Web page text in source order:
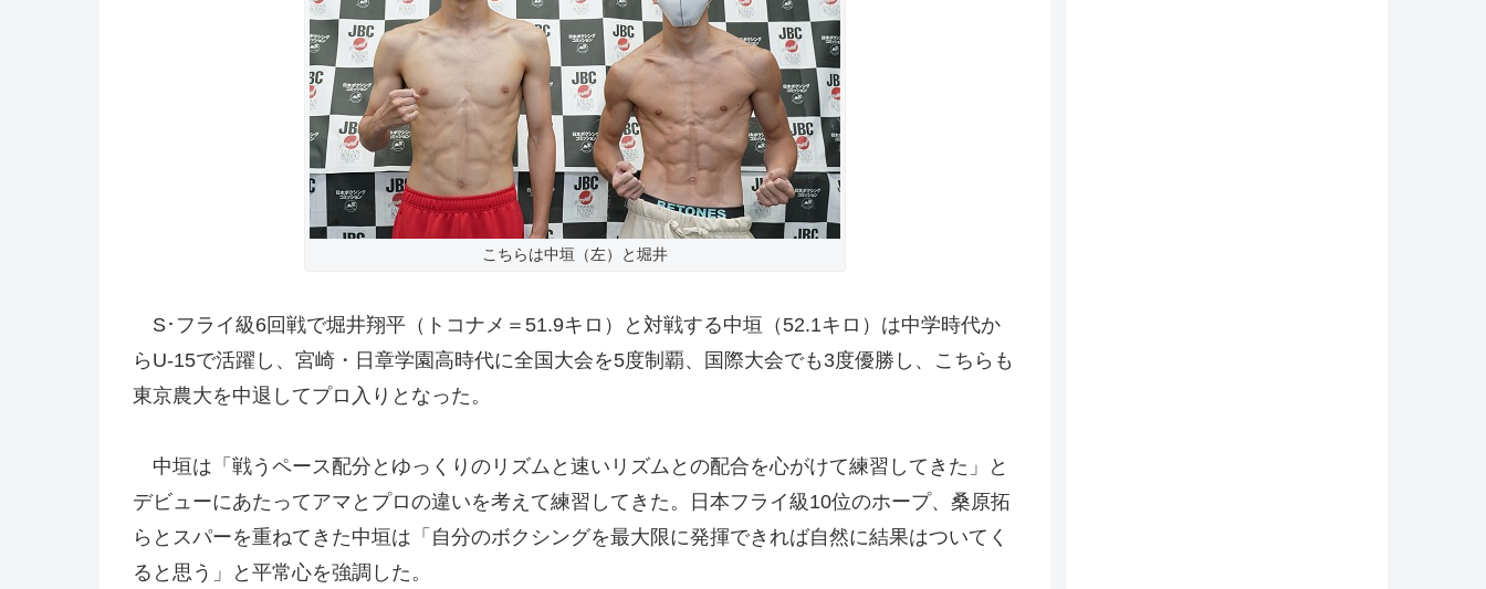
こちらは中垣（左）と堀井
S･フライ級6回戦で堀井翔平（トコナメ＝51.9キロ）と対戦する中垣（52.1キロ）は中学時代か
らU-15で活躍し、宮崎・日章学園高時代に全国大会を5度制覇、国際大会でも3度優勝し、こちらも
東京農大を中退してプロ入りとなった。
中垣は「戦うペース配分とゆっくりのリズムと速いリズムとの配合を心がけて練習してきた」と
デビューにあたってアマとプロの違いを考えて練習してきた。日本フライ級10位のホープ、桑原拓
らとスパーを重ねてきた中垣は「自分のボクシングを最大限に発揮できれば自然に結果はついてく
ると思う」と平常心を強調した。